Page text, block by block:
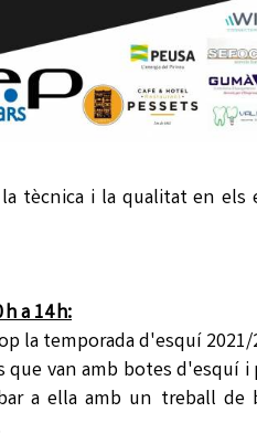
la tècnica i la qualitat en
a 14 h:
la temporada d'esquí
van amb botes d'esquí
a ella amb un treball